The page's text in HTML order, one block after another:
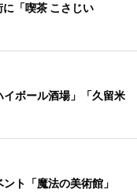
「喫茶 こさじい
ボール酒場」「久留米
ント「魔法の美術館」